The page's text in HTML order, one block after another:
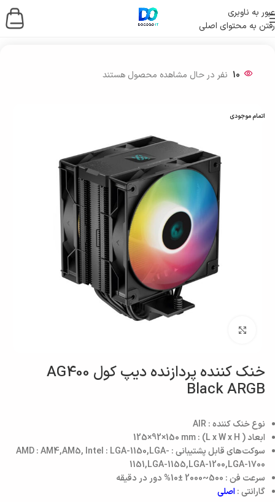
عبور به ناوبری
رفتن به محتوای اصلی
خانه/ قطعات کامپیوتر
10 نفر در حال مشاهده محصول هستند
اتمام موجودی
خنک کننده پردازنده دیپ کول AG400
Black ARGB
نوع خنک کننده: AIR
ابعاد ( L x W x H)
: 125×92×150 mm
سوکت‌های قابل پشتیبانی : AMD : AM4,AM5, Intel : LGA-1150,LGA-
1151,LGA-1155,LGA-1200,LGA-1700
سرعت فن: 500~2000 ±10% دور در دقیقه
گارانتی :اصلی